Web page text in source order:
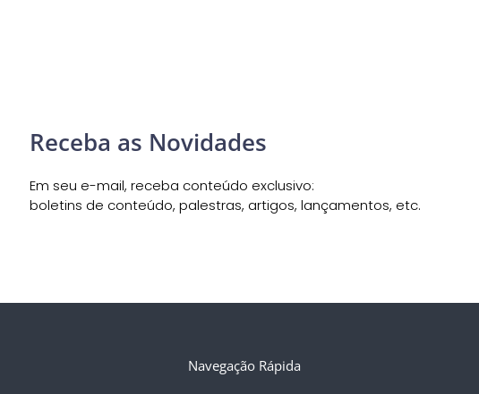
Receba as Novidades
Em seu e-mail, receba conteúdo exclusivo:
boletins de conteúdo, palestras, artigos, lançamentos, etc.
Navegação Rápida